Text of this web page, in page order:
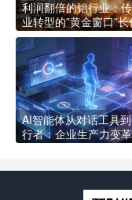
利润翻倍的铝行业：
业转型的”黄金窗口”
AI智能体从对话工具
行者：企业生产力变